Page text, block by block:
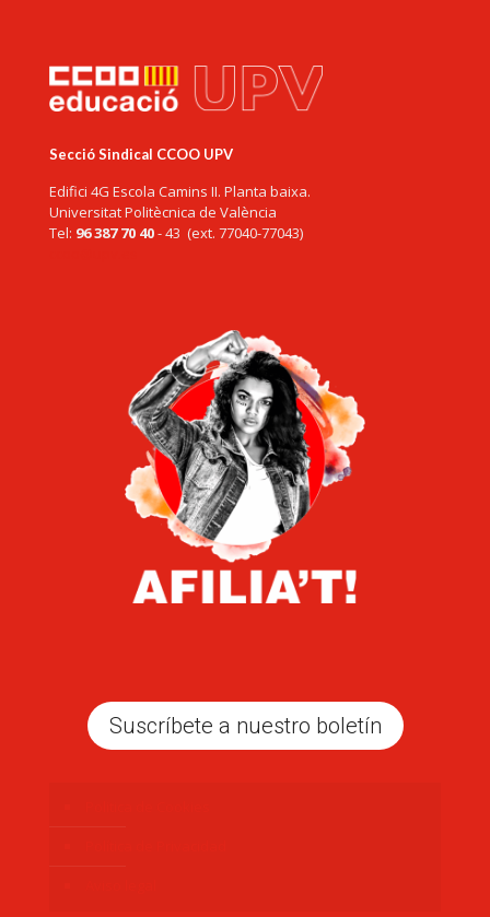
Secció Sindical CCOO UPV
Edifici 4G Escola Camins II. Planta baixa.
Universitat Politècnica de València
Tel: 96 387 70 40- 43 (ext. 77040-77043)
Suscríbete a nuestro boletín